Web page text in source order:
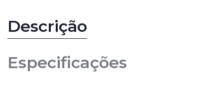
Descrição
Especificações